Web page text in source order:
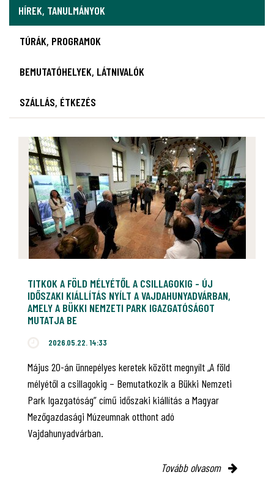
HÍREK, TANULMÁNYOK
TÚRÁK, PROGRAMOK
BEMUTATÓHELYEK, LÁTNIVALÓK
SZÁLLÁS, ÉTKEZÉS
TITKOK A FÖLD MÉLYÉTŐL A CSILLAGOKIG - ÚJ
IDŐSZAKI KIÁLLÍTÁS NYÍLT A VAJDAHUNYADVÁRBAN,
AMELY A BÜKKI NEMZETI PARK IGAZGATÓSÁGOT
MUTATJA BE
2026.05.22. 14:33
Május 20-án ünnepélyes keretek között megnyílt „A föld
mélyétől a csillagokig – Bemutatkozik a Bükki Nemzeti
Park Igazgatóság” című időszaki kiállítás a Magyar
Mezőgazdasági Múzeumnak otthont adó
Vajdahunyadvárban.
Tovább olvasom